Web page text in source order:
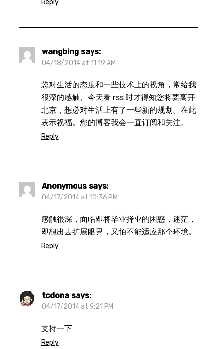
Reply
wangbing says:
04/18/2014 at 11:19 AM
您对生活的态度和一些技术上的视角，常给我
很深的感触。今天看 rss 时才得知您将要离开
北京，想必对生活上有了一些新的规划。在此
表示祝福。您的博客我会一直订阅和关注。
Reply
Anonymous says:
04/17/2014 at 10:36 PM
感触很深，面临即将毕业择业的困惑，迷茫，
即想出去扩展眼界，又怕不能适应那个环境。
Reply
tcdona says:
04/17/2014 at 9:21 PM
支持一下
Reply